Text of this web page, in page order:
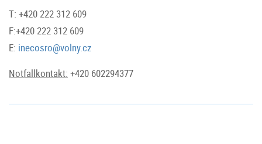
T: +420 222 312 609
F:+420 222 312 609
E: inecosro@volny.cz
Notfallkontakt: +420 602294377